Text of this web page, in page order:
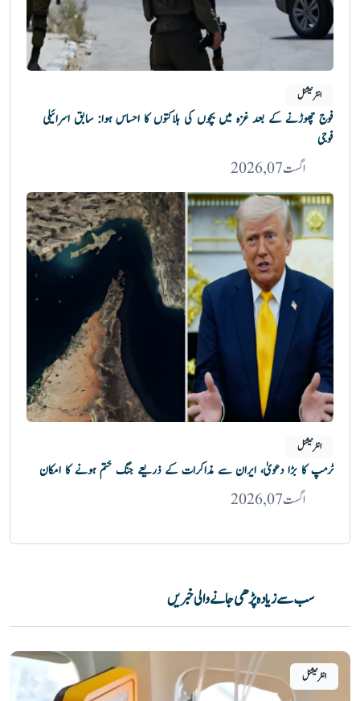
انٹرنیشنل
فوج چھوڑنے کے بعد غزہ میں بچوں کی ہلاکتوں کا احساس ہوا: سابق اسرائیلی
فوجی
اگست 07, 2026
انٹرنیشنل
ٹرمپ کا بڑا دعویٰ، ایران سے مذاکرات کے ذریعے جنگ ختم ہونے کا امکان
اگست 07, 2026
سب سے زیادہ پڑھی جانے والی خبریں
انٹرنیشنل